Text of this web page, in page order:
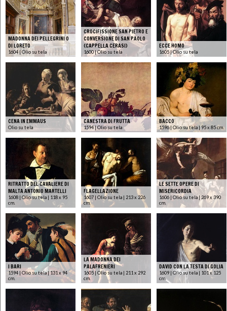
MADONNA DEI PELLEGRINI O
DI LORETO
1604 | Olio su tela
CROCIFISSIONE SAN PIETRO E
CONVERSIONE DI SAN PAOLO
(CAPPELLA CERASI)
1600 | Olio su tela
ECCE HOMO
1605 | Olio su tela
CENA IN EMMAUS
Olio su tela
CANESTRA DI FRUTTA
1594 | Olio su tela
BACCO
1596 | Olio su tela | 95 x 85 cm.
RITRATTO DEL CAVALIERE DI
MALTA ANTONIO MARTELLI
1608 | Olio su tela | 118 x 95
cm.
FLAGELLAZIONE
1607 | Olio su tela | 213 x 226
cm.
LE SETTE OPERE DI
MISERICORDIA
1606 | Olio su tela | 269 x 390
cm.
I BARI
1594 | Olio su tela | 131 x 94
cm.
LA MADONNA DEI
PALAFRENIERI
1605 | Olio su tela | 211 x 292
cm.
DAVID CON LA TESTA DI GOLIA
1609 | Olio su tela | 101 x 125
cm.